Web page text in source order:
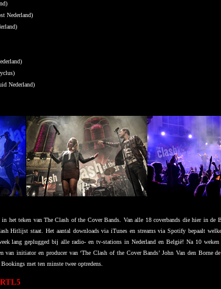
Nederland)
Nederland)
het teken van The Clash of the Cover Bands. Van alle 18 coverbands die hier in de
Hitlijst staat. Het aantal downloads via iTunes en streams via Spotify bepaalt
lang geplugged bij alle radio- en tv-stations in Nederland en België! Na 10 weken
initiator en producer van ‘The Clash of the Cover Bands’ John Van den Borne de
met ten minste twee optredens.
RTL5